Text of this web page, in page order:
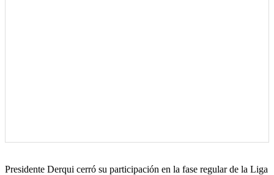
Presidente Derqui cerró su participación en la fase regular de la Liga